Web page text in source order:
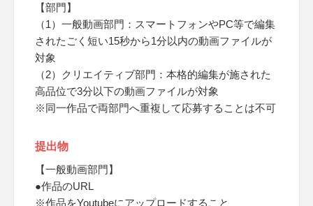
【部門】
（1）一般動画部門：スマートフォンやPC等で編集
されたごく短い15秒から1分以内の動画ファイルが
対象
（2）クリエイティブ部門：本格的編集が施された
高品位で3分以下の動画ファイルが対象
※同一作品で両部門へ重複して応募することは不可
提出物
【一般動画部門】
●作品のURL
※作品をYoutubeにアップロードすること